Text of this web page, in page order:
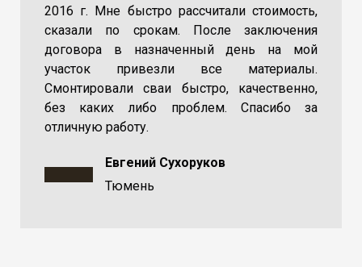
2016 г. Мне быстро рассчитали стоимость,
сказали по срокам. После заключения
договора в назначенный день на мой
участок привезли все материалы.
Смонтировали сваи быстро, качественно,
без каких либо проблем. Спасибо за
отличную работу.
Евгений Сухоруков
Тюмень